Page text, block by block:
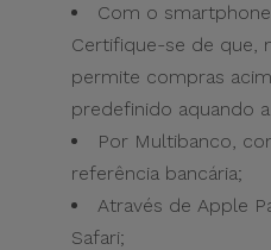
Com o smartphone
Certifique-se de que,
permite compras
predefinido aquando
Por Multibanco,
referência bancária;
Através de Apple
Safari;